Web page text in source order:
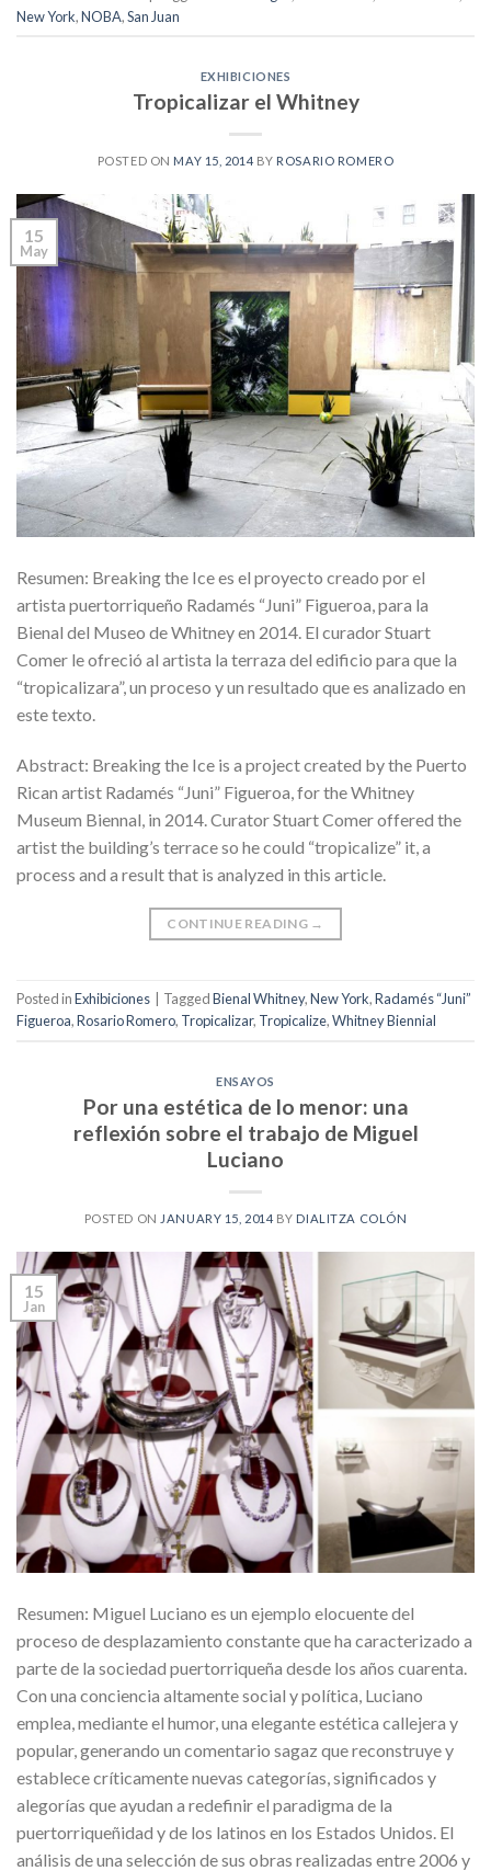
New York,NOBA,San Juan
EXHIBICIONES
Tropicalizar el Whitney
POSTED ON MAY 15, 2014 BY ROSARIO ROMERO
15
May
Resumen: Breaking the Ice es el proyecto creado por el
artista puertorriqueño Radamés “Juni” Figueroa, para la
Bienal del Museo de Whitney en 2014. El curador Stuart
Comer le ofreció al artista la terraza del edificio para que la
“tropicalizara”, un proceso y un resultado que es analizado en
este texto.
Abstract: Breaking the Ice is a project created by the Puerto
Rican artist Radamés “Juni” Figueroa, for the Whitney
Museum Biennal, in 2014. Curator Stuart Comer offered the
artist the building’s terrace so he could “tropicalize” it, a
process and a result that is analyzed in this article.
CONTINUE READING →
Posted inExhibiciones TaggedBienal Whitney,New York,Radamés “Juni”
Figueroa,Rosario Romero, Tropicalizar, Tropicalize,Whitney Biennial
ENSAYOS
Por una estética de lo menor: una
reflexión sobre el trabajo de Miguel
Luciano
POSTED ON JANUARY 15, 2014 BY DIALITZA COLÓN
15
Jan
Resumen: Miguel Luciano es un ejemplo elocuente del
proceso de desplazamiento constante que ha caracterizado a
parte de la sociedad puertorriqueña desde los años cuarenta.
Con una conciencia altamente social y política, Luciano
emplea, mediante el humor, una elegante estética callejera y
popular, generando un comentario sagaz que reconstruye y
establece críticamente nuevas categorías, significados y
alegorías que ayudan a redefinir el paradigma de la
puertorriqueñidad y de los latinos en los Estados Unidos. El
análisis de una selección de sus obras realizadas entre 2006 y